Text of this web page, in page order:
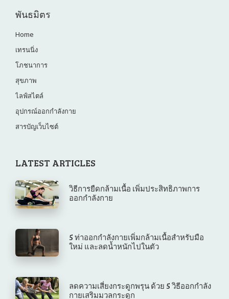
พันธมิตร
Home
เทรนนิ่ง
โภชนาการ
สุขภาพ
ไลฟ์สไตล์
อุปกรณ์ออกกำลังกาย
สารบัญเว็บไซต์
LATEST ARTICLES
วิธีการยืดกล้ามเนื้อ เพิ่มประสิทธิภาพการ
ออกกำลังกาย
5 ท่าออกกําลังกายเพิ่มกล้ามเนื้อสำหรับมือ
ใหม่ และลดน้ำหนักไปในตัว
ลดความเสี่ยงกระดูกพรุน ด้วย 5 วิธีออกกำลัง
กายเสริมมวลกระดูก